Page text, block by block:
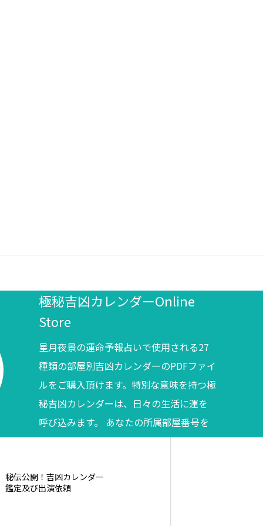
極秘吉凶カレンダーOnline
Store
星月夜景の運命予報占いで使用される27
種類の部屋別吉凶カレンダーのPDFファイ
ルをご購入頂けます。特別な意味を持つ極
秘吉凶カレンダーは、日々の生活に運を
呼び込みます。 あなたの所属部屋番号を
調べてからご購入ください。
秘伝公開！吉凶カレンダー
鑑定及び出演依頼